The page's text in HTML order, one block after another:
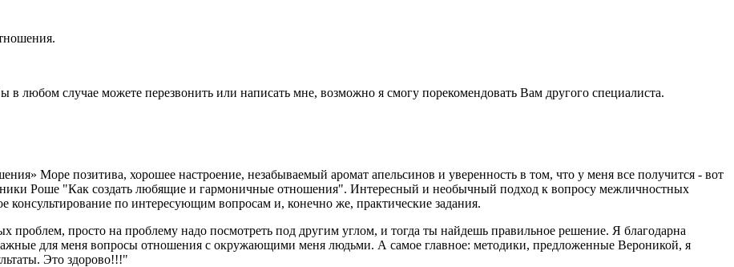
любом случае можете перезвонить или написать мне, возможно я смогу порекомендовать Вам другого специалиста.
Море позитива, хорошее настроение, незабываемый аромат апельсинов и уверенность в том, что у меня все получится - вот
Роше "Как создать любящие и гармоничные отношения". Интересный и необычный подход к вопросу межличностных
по интересующим вопросам и, конечно же, практические задания.
проблем, просто на проблему надо посмотреть под другим углом, и тогда ты найдешь правильное решение. Я благодарна
для меня вопросы отношения с окружающими меня людьми. А самое главное: методики, предложенные Вероникой, я
Это здорово!!!"